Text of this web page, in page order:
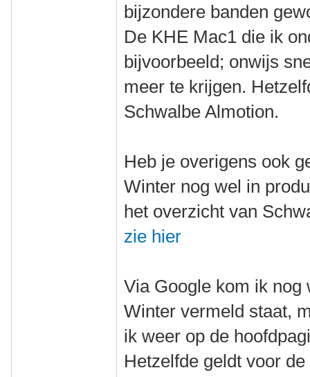
bijzondere banden
De KHE Mac1 die ik
bijvoorbeeld; onwijs
meer te krijgen.
Schwalbe Almotion.
Heb je overigens ook
Winter nog wel in
het overzicht van
zie hier
Via Google kom ik nog
Winter vermeld staat,
ik weer op de
Hetzelfde geldt voor